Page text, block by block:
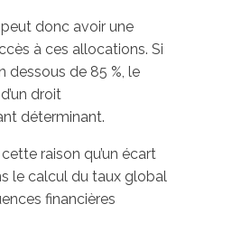
donc avoir une
à ces allocations. Si
dessous de 85 %, le
droit
déterminant.
raison qu’un écart
le calcul du taux global
financières